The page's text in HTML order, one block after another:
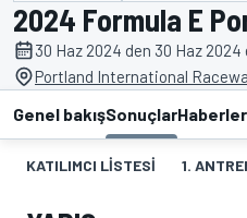
2024 Formula E
30 Haz 2024 den 30 Haz 2024
Portland International
Genel bakışSonuçlarHaberler
KATILIMCI LISTESI 1.